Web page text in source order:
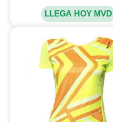
LLEGA HOY MVD